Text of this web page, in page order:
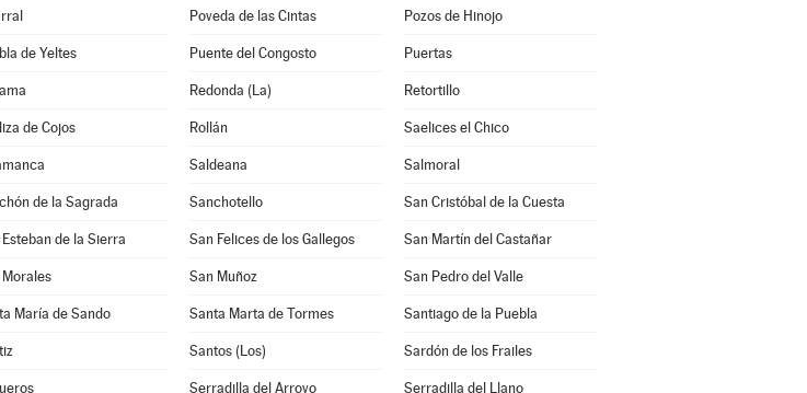
Poveda de las Cintas Pozos de Hinojo
de Yeltes Puente del Congosto Puertas
Redonda (La) Retortillo
de Cojos Rollán Saelices el Chico
Saldeana Salmoral
de la Sagrada Sanchotello San Cristóbal de la Cuesta
de la Sierra San Felices de los Gallegos San Martín del Castañar
San Muñoz San Pedro del Valle
María de Sando Santa Marta de Tormes Santiago de la Puebla
Santos (Los) Sardón de los Frailes
Serradilla del Arroyo Serradilla del Llano